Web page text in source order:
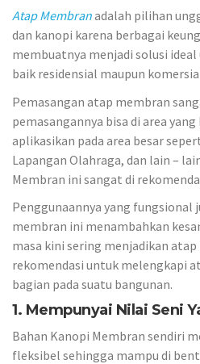
Atap Membranadalah pilihan
dan kanopi karena berbagai
membuatnya menjadi solusi
baik residensial maupun
Pemasangan atap membran
pemasangannya bisa di area
aplikasikan pada area besar
Lapangan Olahraga, dan lain –
Membran ini sangat di
Penggunaannya yang fungsional
membran ini menambahkan
masa kini sering menjadikan
rekomendasi untuk melengkapi
bagian pada suatu bangunan.
1. Mempunyai Nilai Seni
Bahan Kanopi Membran sendiri
fleksibel sehingga mampu di